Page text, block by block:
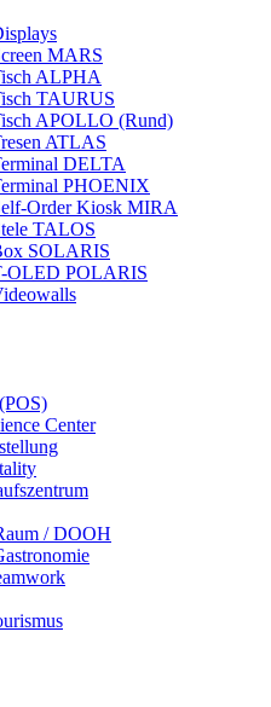
MARS
ALPHA
TAURUS
APOLLO (Rund)
ATLAS
DELTA
PHOENIX
Order Kiosk MIRA
TALOS
SOLARIS
OLED POLARIS
Center
/ DOOH